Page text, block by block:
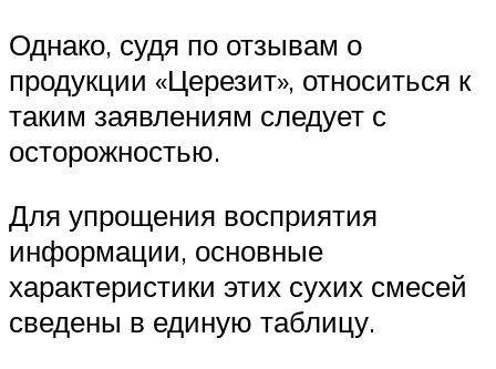
Однако, судя по отзывам о
продукции «Церезит», относиться к
таким заявлениям следует с
осторожностью.
Для упрощения восприятия
информации, основные
характеристики этих сухих смесей
сведены в единую таблицу.